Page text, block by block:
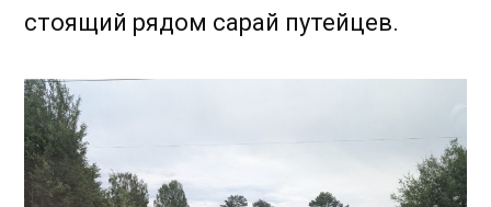
стоящий рядом сарай путейцев.